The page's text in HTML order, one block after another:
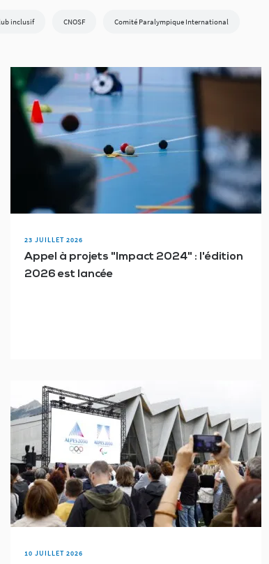
inclusif CNOSF Comité Paralympique International
Fédération Française de Badminton Fédération Française de Canoë-
Fédération Française de Taekwondo Fédération Française de
Fédération Française de Triathlon Fédération Française de Volley
Invictus Games
Les lundis du CPSF Londres 2012 Los Angeles 2028 Milan-
para triathlon
Sotchi 2014
23 JUILLET 2026
Appel à projets "Impact 2024" : l'édition
2026 est lancée
10 JUILLET 2026